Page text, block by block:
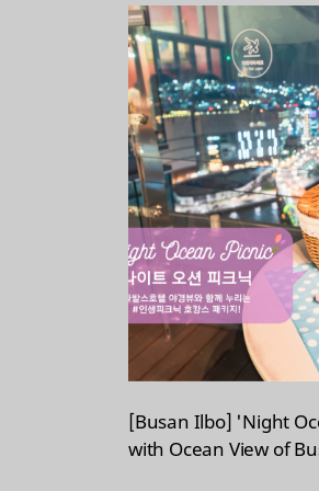
:
:
f
i
l
e
A
t
t
a
c
h
e
L
i
s
t
a
r
e
[Busan Ilbo] 'Night
with Ocean View of